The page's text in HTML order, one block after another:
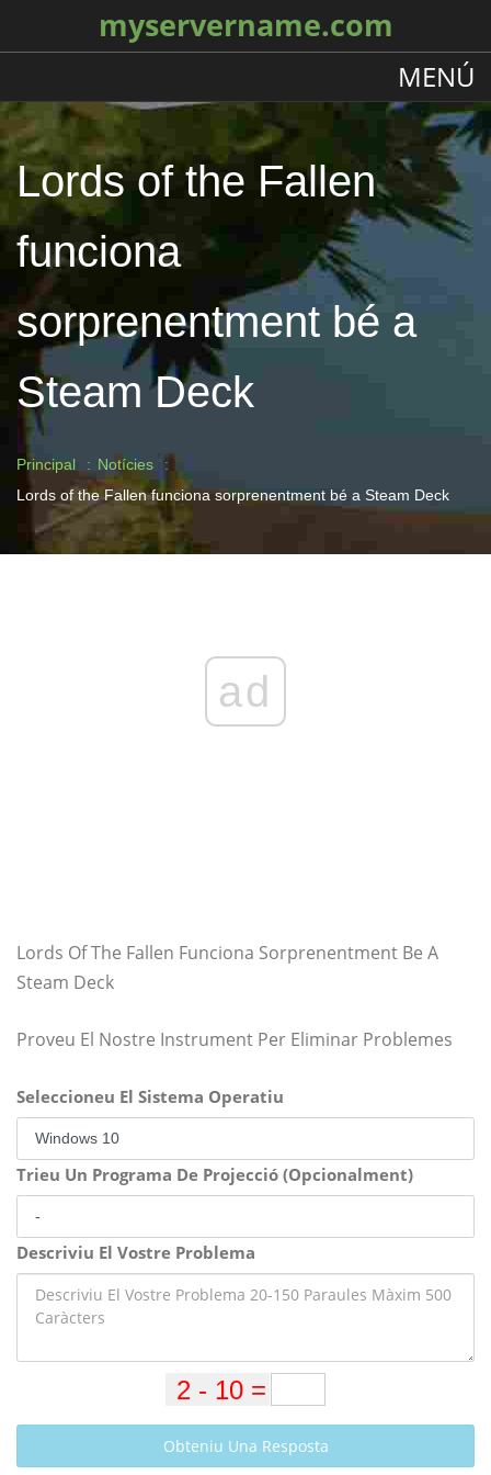
myservername.com
MENÚ
Lords of the Fallen
funciona
sorprenentment bé a
Steam Deck
Principal
Notícies
Lords of the Fallen funciona sorprenentment bé a Steam Deck
ad
Lords Of The Fallen Funciona Sorprenentment Be A
Steam Deck
Proveu El Nostre Instrument Per Eliminar Problemes
Seleccioneu El Sistema Operatiu
Trieu Un Programa De Projecció (Opcionalment)
Descriviu El Vostre Problema
Obteniu Una Resposta